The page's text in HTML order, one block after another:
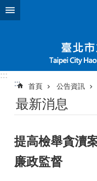
跳到主要內容區塊
:::
:::
首頁 公告資訊
最新消息
提高檢舉貪瀆
廉政監督